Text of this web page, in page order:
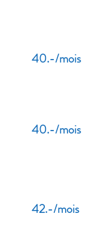
40.-/mois
40.-/mois
42.-/